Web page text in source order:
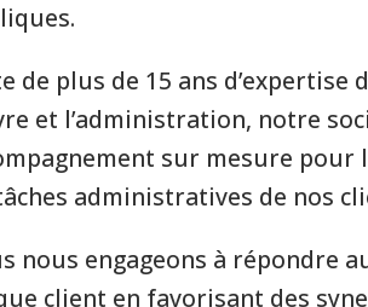
de plus de 15 ans
et l’administration, notre
sur mesure
administratives de nos
nous engageons à répondre
client en favorisant des